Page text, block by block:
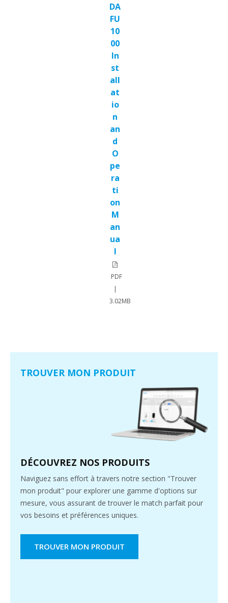
DA
FU
10
00
In
st
all
at
io
n
an
d
O
pe
ra
ti
on
M
an
ua
l
PDF
|
3.02MB
TROUVER MON PRODUIT
DÉCOUVREZ NOS PRODUITS
Naviguez sans effort à travers notre section "Trouver
mon produit" pour explorer une gamme d'options sur
mesure, vous assurant de trouver le match parfait pour
vos besoins et préférences uniques.
TROUVER MON PRODUIT